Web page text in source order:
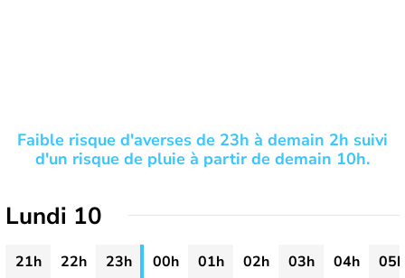
Faible risque d'averses de 23h à demain 2h suivi
d'un risque de pluie à partir de demain 10h.
Lundi 10
21h 22h 23h 00h 01h 02h 03h 04h
05h